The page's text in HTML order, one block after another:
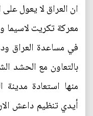
ان العراق لا يعول
معركة تكريت لاسيما
في مساعدة العراق
بالتعاون مع الحشد
منها استعادة مدينة
أيدي تنظيم داعش